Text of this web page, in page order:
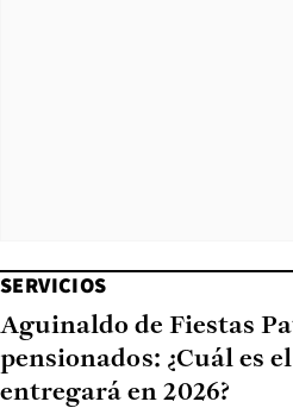
SERVICIOS
Aguinaldo de Fiestas
pensionados: ¿Cuál es
entregará en 2026?